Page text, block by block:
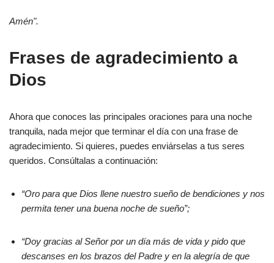
Amén".
Frases de agradecimiento a
Dios
Ahora que conoces las principales oraciones para una noche
tranquila, nada mejor que terminar el día con una frase de
agradecimiento. Si quieres, puedes enviárselas a tus seres
queridos. Consúltalas a continuación:
“Oro para que Dios llene nuestro sueño de bendiciones y nos
permita tener una buena noche de sueño”;
“Doy gracias al Señor por un día más de vida y pido que
descanses en los brazos del Padre y en la alegría de que